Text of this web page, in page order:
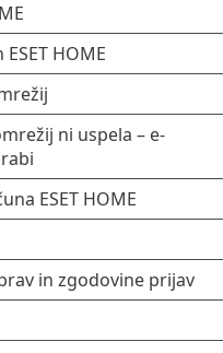
HOME
ni uspela – e-
ESET HOME
in zgodovine prijav